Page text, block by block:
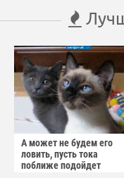
А может не будем его
ловить, пусть тока
поближе подойдет